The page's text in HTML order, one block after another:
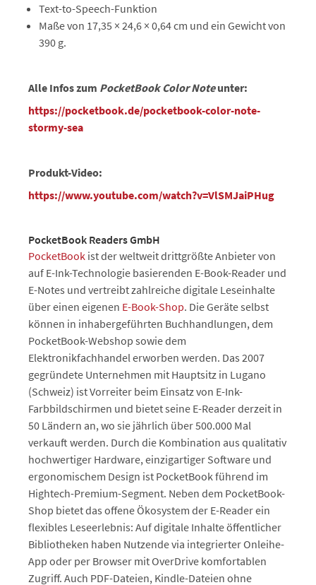
Text-to-Speech-Funktion
Maße von 17,35 × 24,6 × 0,64 cm und ein Gewicht von
390 g.
Alle Infos zum PocketBook Color Noteunter:
https://pocketbook.de/pocketbook-color-note-
stormy-sea
Produkt-Video:
https://www.youtube.com/watch?v=VlSMJaiPHug
PocketBook Readers GmbH
PocketBook ist der weltweit drittgrößte Anbieter von
auf E-Ink-Technologie basierenden E-Book-Reader und
E-Notes und vertreibt zahlreiche digitale Leseinhalte
über einen eigenen E-Book-Shop. Die Geräte selbst
können in inhabergeführten Buchhandlungen, dem
PocketBook-Webshop sowie dem
Elektronikfachhandel erworben werden. Das 2007
gegründete Unternehmen mit Hauptsitz in Lugano
(Schweiz) ist Vorreiter beim Einsatz von E-Ink-
Farbbildschirmen und bietet seine E-Reader derzeit in
50 Ländern an, wo sie jährlich über 500.000 Mal
verkauft werden. Durch die Kombination aus qualitativ
hochwertiger Hardware, einzigartiger Software und
ergonomischem Design ist PocketBook führend im
Hightech-Premium-Segment. Neben dem PocketBook-
Shop bietet das offene Ökosystem der E-Reader ein
flexibles Leseerlebnis: Auf digitale Inhalte öffentlicher
Bibliotheken haben Nutzende via integrierter Onleihe-
App oder per Browser mit OverDrive komfortablen
Zugriff. Auch PDF-Dateien, Kindle-Dateien ohne